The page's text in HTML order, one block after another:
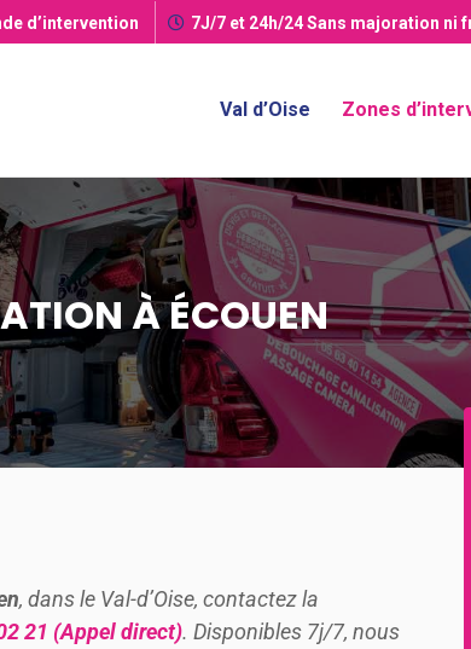
d’intervention 7J/7 et 24h/24Sans majoration ni
Val d’Oise Zones
À ÉCOUEN
, dans le Val-d’Oise, contactez la
21 (Appel direct). Disponibles 7j/7, nous